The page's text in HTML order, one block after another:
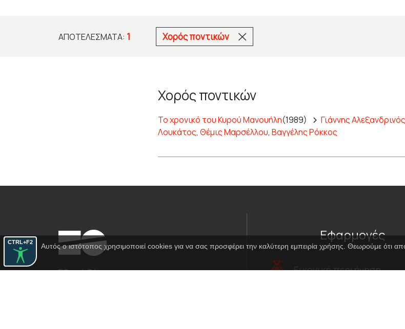
CTRL+F2
ΑΠΟΤΕΛΈΣΜΑΤΑ: 1 Χορός ποντικών
Χορός ποντικών
Το χρονικό του Κυρού Μανουήλη(1989) Γιάννης Αλεξανδρινός
Λουκάτος, Θέμις Μαρσέλλου, Βαγγέλης Ρόκκος
Αυτός ο ιστότοπος χρησιμοποιεί cookies για να σας προσφέρει την καλύτερη εμπειρία χρήσης. Θεωρούμε ότι
Εθνικό Θέατρο
Εφαρμογές
Εικονική περιήγηση